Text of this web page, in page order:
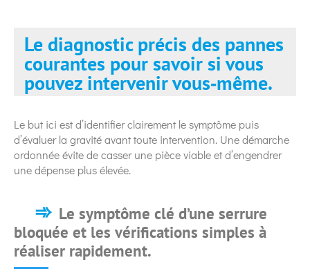
Le diagnostic précis des pannes
courantes pour savoir si vous
pouvez intervenir vous‑même.
Le but ici est d’identifier clairement le symptôme puis
d’évaluer la gravité avant toute intervention. Une démarche
ordonnée évite de casser une pièce viable et d’engendrer
une dépense plus élevée.
Le symptôme clé d’une serrure
bloquée et les vérifications simples à
réaliser rapidement.